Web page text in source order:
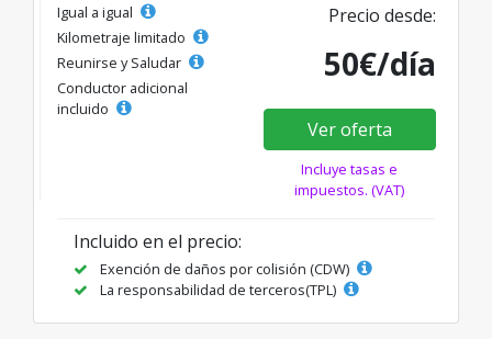
Igual a igual
Kilometraje limitado
Reunirse y Saludar
Conductor adicional
incluido
Precio desde:
50€/día
Ver oferta
Incluye tasas e
impuestos. (VAT)
Incluido en el precio:
Exención de daños por colisión (CDW)
La responsabilidad de terceros(TPL)